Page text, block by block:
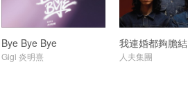
Bye Bye Bye
Gigi 炎明熹
我連婚都夠膽結
人夫集團